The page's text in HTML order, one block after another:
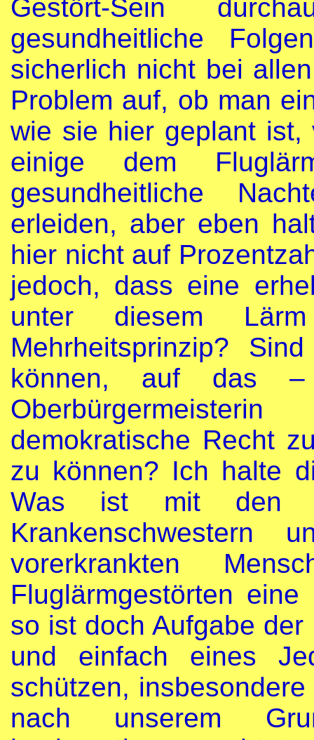
Gestört-Sein
gesundheitliche
sicherlich nicht bei
Problem auf, ob man
wie sie hier geplant ist,
einige dem
gesundheitliche
erleiden, aber eben
hier nicht auf
jedoch, dass eine
unter diesem
Mehrheitsprinzip?
können, auf das
demokratische Recht
zu können? Ich halte
Was ist mit den
vorerkrankten
Fluglärmgestörten
so ist doch Aufgabe
und einfach eines
schützen,
nach unserem